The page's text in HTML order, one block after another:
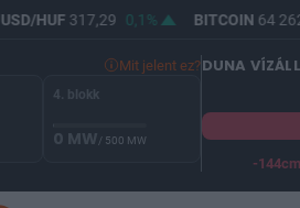
USD/HUF 317,29 0,1% BITCOIN64
Mit jelent ez?
4. blokk
0 MW/ 500 MW
DUNA
-144cm